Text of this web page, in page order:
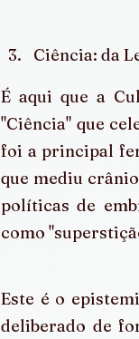
Ciência: da
É aqui que a
"Ciência" que
foi a principal
que mediu
políticas de
como
Este é o
deliberado de